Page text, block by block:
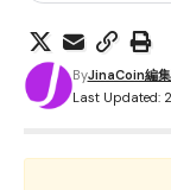
Last Updated:
ByJinaCoin編